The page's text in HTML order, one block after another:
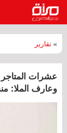
» تقارير
عشرات
وعارف الملا: